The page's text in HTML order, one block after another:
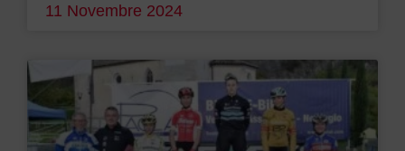
11 Novembre 2024